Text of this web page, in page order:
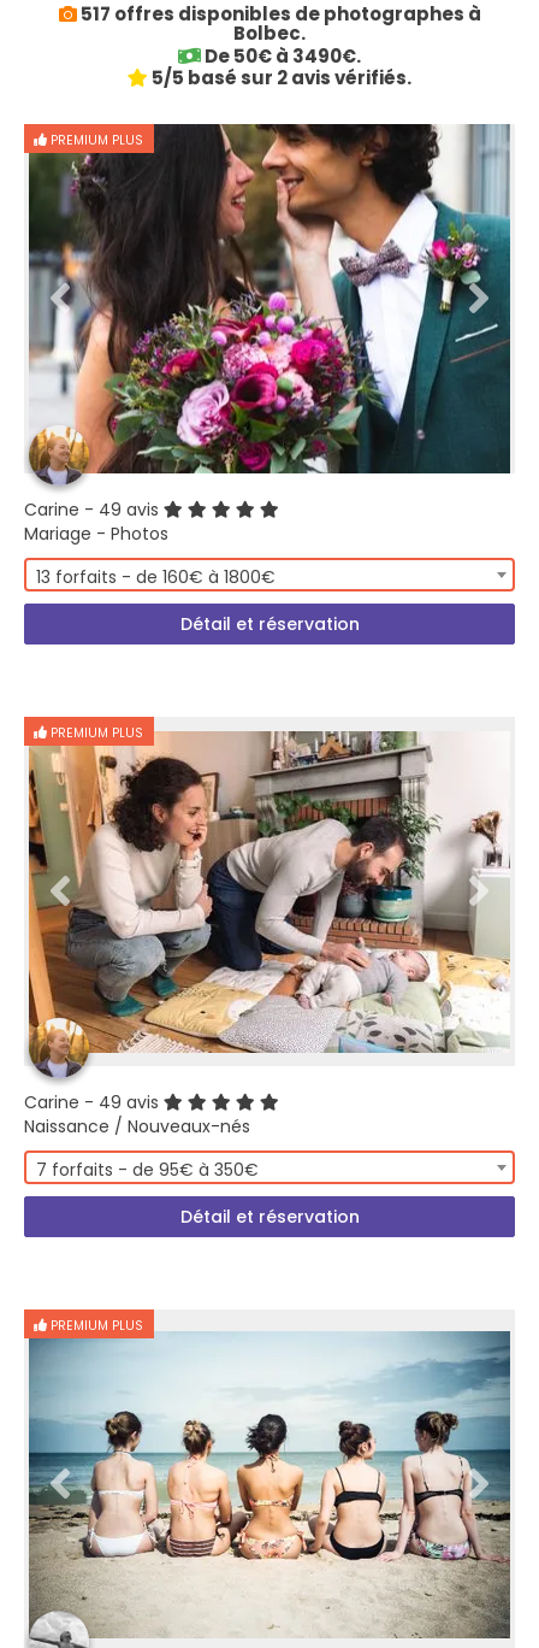
517 offres disponibles de photographes à
Bolbec.
De 50€ à 3490€.
5/5 basé sur 2 avis vérifiés.
PREMIUM PLUS
Carine - 49 avis
Mariage - Photos
13 forfaits - de 160€ à 1800€
Détail et réservation
PREMIUM PLUS
Carine - 49 avis
Naissance / Nouveaux-nés
7 forfaits - de 95€ à 350€
Détail et réservation
PREMIUM PLUS